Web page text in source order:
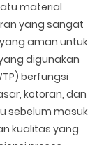
material
yang sangat
aman untuk
digunakan
berfungsi
kotoran, dan
sebelum masuk
kualitas yang